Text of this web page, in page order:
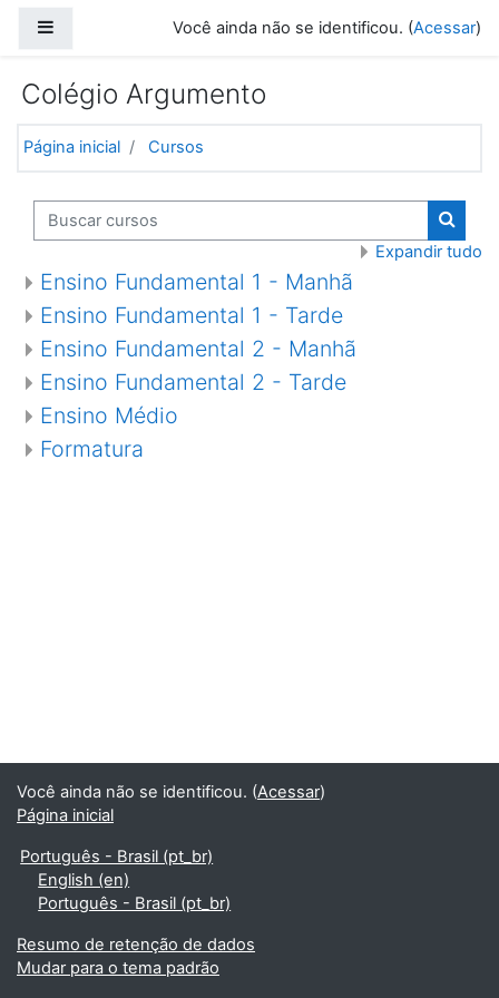
Você ainda não se identificou. (Acessar)
Colégio Argumento
Página inicial Cursos
Buscar cursos
Expandir tudo
Ensino Fundamental 1 - Manhã
Ensino Fundamental 1 - Tarde
Ensino Fundamental 2 - Manhã
Ensino Fundamental 2 - Tarde
Ensino Médio
Formatura
Você ainda não se identificou. (Acessar)
Página inicial
Português - Brasil ‎(pt_br)‎
English ‎(en)‎
Português - Brasil ‎(pt_br)‎
Resumo de retenção de dados
Mudar para o tema padrão